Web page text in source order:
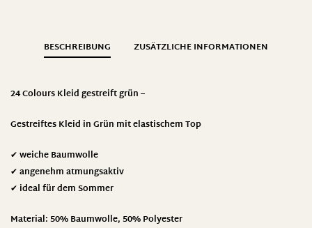
BESCHREIBUNG ZUSÄTZLICHE INFORMATIONEN
24 Colours Kleid gestreift grün –
Gestreiftes Kleid in Grün mit elastischem Top
✔ weiche Baumwolle
✔ angenehm atmungsaktiv
✔ ideal für dem Sommer
Material: 50% Baumwolle, 50% Polyester